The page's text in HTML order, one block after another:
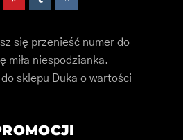
się przenieść numer do
miła niespodzianka.
sklepu Duka o wartości